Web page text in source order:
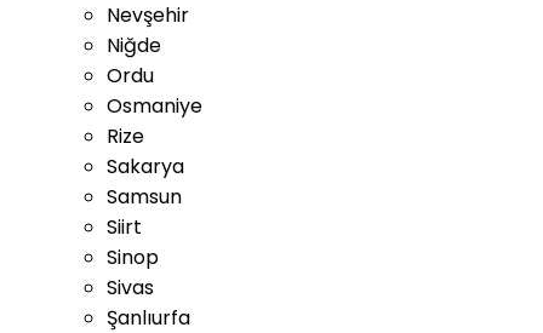
Nevşehir
Niğde
Ordu
Osmaniye
Rize
Sakarya
Samsun
Siirt
Sinop
Sivas
Şanlıurfa